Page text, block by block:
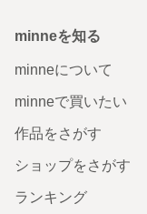
minneを知る
minneについて
minneで買いたい
作品をさがす
ショップをさがす
ランキング